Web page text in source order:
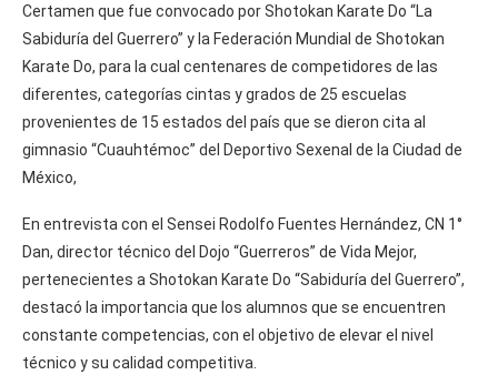
Certamen que fue convocado por Shotokan Karate Do “La
Sabiduría del Guerrero” y la Federación Mundial de Shotokan
Karate Do, para la cual centenares de competidores de las
diferentes, categorías cintas y grados de 25 escuelas
provenientes de 15 estados del país que se dieron cita al
gimnasio “Cuauhtémoc” del Deportivo Sexenal de la Ciudad de
México,
En entrevista con el Sensei Rodolfo Fuentes Hernández, CN 1°
Dan, director técnico del Dojo “Guerreros” de Vida Mejor,
pertenecientes a Shotokan Karate Do “Sabiduría del Guerrero”,
destacó la importancia que los alumnos que se encuentren
constante competencias, con el objetivo de elevar el nivel
técnico y su calidad competitiva.